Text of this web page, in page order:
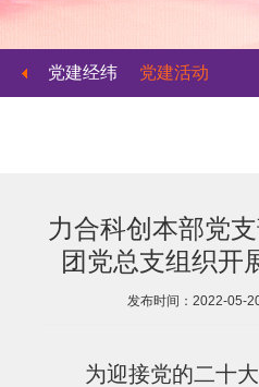
党建经纬 党建活动
力合科创本部党
团党总支组织开
发布时间：2022-05-
为迎接党的二十大